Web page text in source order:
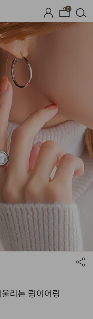
0
시즌오프 1+1 기획세
리는 링이어링